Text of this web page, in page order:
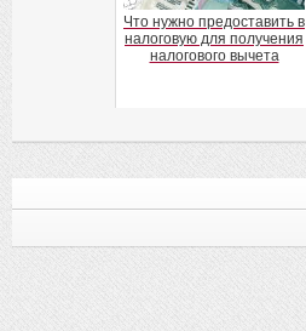
Что нужно предоставить в
налоговую для получения
налогового вычета